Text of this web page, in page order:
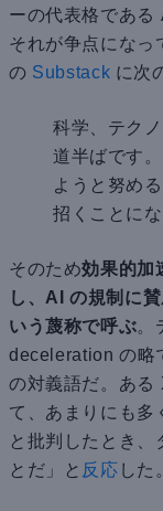
ーの代表格である
それが争点になっ
の Substack に次
科学、テク
道半ばです
ようと努め
招くことにな
そのため効果的加
し、AI の規制に
いう蔑称で呼ぶ。
deceleration の略
の対義語だ。ある
て、あまりにも多
と批判したとき
とだ」と 反応 した